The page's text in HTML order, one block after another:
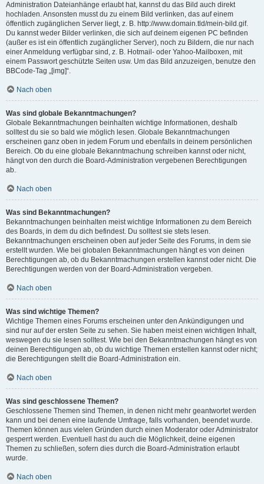
Administration Dateianhänge erlaubt hat, kannst du das Bild auch direkt
hochladen. Ansonsten musst du zu einem Bild verlinken, das auf einem
öffentlich zugänglichen Server liegt, z. B. http://www.domain.tld/mein-bild.gif.
Du kannst weder Bilder verlinken, die sich auf deinem eigenen PC befinden
(außer es ist ein öffentlich zugänglicher Server), noch zu Bildern, die nur nach
einer Anmeldung verfügbar sind, z. B. Hotmail- oder Yahoo-Mailboxen, mit
einem Passwort geschützte Seiten usw. Um das Bild anzuzeigen, benutze den
BBCode-Tag „[img]“.
Nach oben
Was sind globale Bekanntmachungen?
Globale Bekanntmachungen beinhalten wichtige Informationen, deshalb
solltest du sie so bald wie möglich lesen. Globale Bekanntmachungen
erscheinen ganz oben in jedem Forum und ebenfalls in deinem persönlichen
Bereich. Ob du eine globale Bekanntmachung schreiben kannst oder nicht,
hängt von den durch die Board-Administration vergebenen Berechtigungen
ab.
Nach oben
Was sind Bekanntmachungen?
Bekanntmachungen beinhalten meist wichtige Informationen zu dem Bereich
des Boards, in dem du dich befindest. Du solltest sie stets lesen.
Bekanntmachungen erscheinen oben auf jeder Seite des Forums, in dem sie
erstellt wurden. Wie bei globalen Bekanntmachungen hängt es von deinen
Berechtigungen ab, ob du Bekanntmachungen erstellen kannst oder nicht. Die
Berechtigungen werden von der Board-Administration vergeben.
Nach oben
Was sind wichtige Themen?
Wichtige Themen eines Forums erscheinen unter den Ankündigungen und
sind nur auf der ersten Seite zu sehen. Sie haben meist einen wichtigen Inhalt,
weswegen du sie lesen solltest. Wie bei den Bekanntmachungen hängt es von
deinen Berechtigungen ab, ob du wichtige Themen erstellen kannst oder nicht;
die Berechtigungen stellt die Board-Administration ein.
Nach oben
Was sind geschlossene Themen?
Geschlossene Themen sind Themen, in denen nicht mehr geantwortet werden
kann und bei denen eine laufende Umfrage, falls vorhanden, beendet wurde.
Themen können aus vielen Gründen durch einen Moderator oder Administrator
gesperrt werden. Eventuell hast du auch die Möglichkeit, deine eigenen
Themen zu schließen, sofern dies durch die Board-Administration erlaubt
wurde.
Nach oben